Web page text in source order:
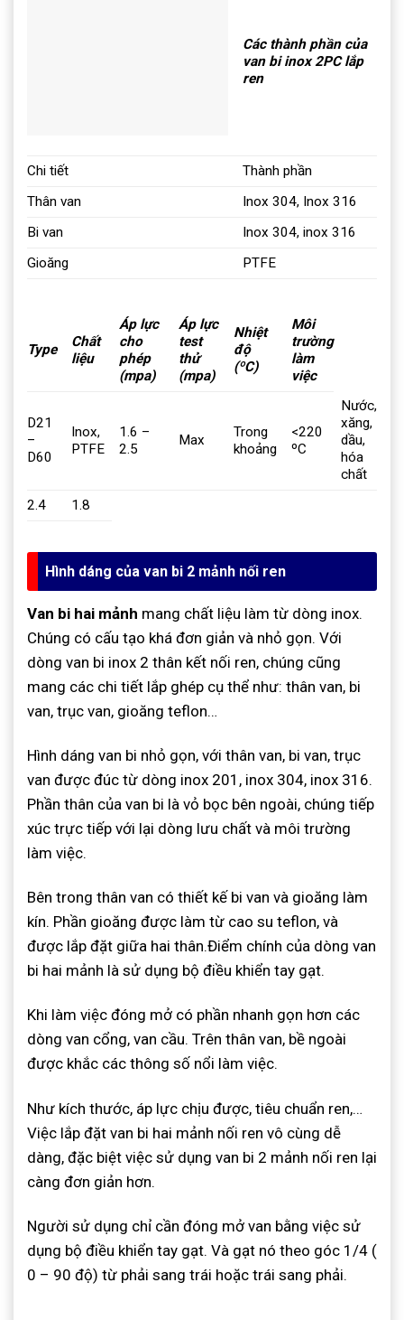
Các thành phần của
van bi inox 2PC lắp
ren
Chi tiết
Thành phần
Thân van
Inox 304, Inox 316
Bi van
Inox 304, inox 316
Gioăng
PTFE
Type
Chất
liệu
Áp lực
cho
phép
(mpa)
Áp lực
test
thử
(mpa)
Nhiệt
độ
(ºC)
Môi
trường
làm
việc
D21
–
D60
Inox,
PTFE
1.6 –
2.5
Max
Trong
khoảng
<220
ºC
Nước,
xăng,
dầu,
hóa
chất
2.4
1.8
Hình dáng của van bi 2 mảnh nối ren
Van bi hai mảnh mang chất liệu làm từ dòng inox.
Chúng có cấu tạo khá đơn giản và nhỏ gọn. Với
dòng van bi inox 2 thân kết nối ren, chúng cũng
mang các chi tiết lắp ghép cụ thể như: thân van, bi
van, trục van, gioăng teflon…
Hình dáng van bi nhỏ gọn, với thân van, bi van, trục
van được đúc từ dòng inox 201, inox 304, inox 316.
Phần thân của van bi là vỏ bọc bên ngoài, chúng tiếp
xúc trực tiếp với lại dòng lưu chất và môi trường
làm việc.
Bên trong thân van có thiết kế bi van và gioăng làm
kín. Phần gioăng được làm từ cao su teflon, và
được lắp đặt giữa hai thân.Điểm chính của dòng van
bi hai mảnh là sử dụng bộ điều khiển tay gạt.
Khi làm việc đóng mở có phần nhanh gọn hơn các
dòng van cổng, van cầu. Trên thân van, bề ngoài
được khắc các thông số nổi làm việc.
Như kích thước, áp lực chịu được, tiêu chuẩn ren,…
Việc lắp đặt van bi hai mảnh nối ren vô cùng dễ
dàng, đặc biệt việc sử dụng van bi 2 mảnh nối ren lại
càng đơn giản hơn.
Người sử dụng chỉ cần đóng mở van bằng việc sử
dụng bộ điều khiển tay gạt. Và gạt nó theo góc 1/4 (
0 – 90 độ) từ phải sang trái hoặc trái sang phải.